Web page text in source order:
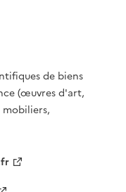
de biens
(œuvres d'art,
mobiliers,